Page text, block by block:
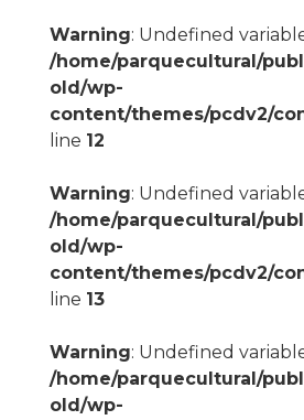
Warning: Undefined
/home/parquecultural/
old/wp-
content/themes/pcdv2/
line 12
Warning: Undefined
/home/parquecultural/
old/wp-
content/themes/pcdv2/
line 13
Warning: Undefined
/home/parquecultural/
old/wp-